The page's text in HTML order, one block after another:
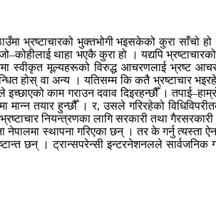
भ्रष्टाचारको भुक्तभोगी भइसकेको कुरा
थाहा भएकै कुरा हो । यद्यपि भ्रष्टाचारको
स्वीकृत मूल्यहरूको विरुद्ध आचरणलाई भ्रष्ट
होस् वा अन्य । यतिसम्म कि कतै भ्रष्टाचार
इच्छाएको काम गराउन दवाव दिइरहन्छौँ ।
तयार हुन्छौँ । र, उसले गरिरहेको
नियन्त्रणका लागि सरकारी तथा
स्थापना गरिएका छन् । तर के गर्नु
छन् । ट्रान्सपरेन्सी इन्टरनेशनलले सार्वजनिक